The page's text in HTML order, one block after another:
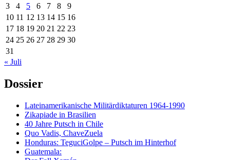
3
4 5 6 7 8
9
10 11 12 13 14 15 16
17 18 19 20 21 22 23
24 25 26 27 28 29 30
31
« Juli
Dossier
Lateinamerikanische Militärdiktaturen 1964-1990
Zikapiade in Brasilien
40 Jahre Putsch in Chile
Quo Vadis, ChaveZuela
Honduras: TeguciGolpe – Putsch im Hinterhof
Guatemala: